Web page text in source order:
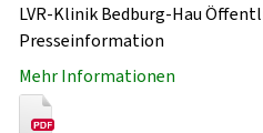
LVR-Klinik Bedburg-Hau
Presseinformation
Mehr Informationen